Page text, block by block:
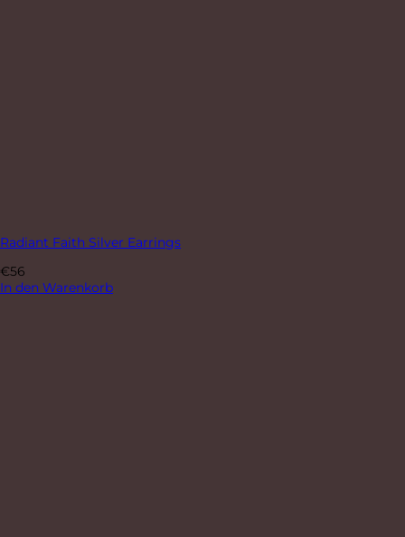
Radiant Faith Silver Earrings
€56
In den Warenkorb